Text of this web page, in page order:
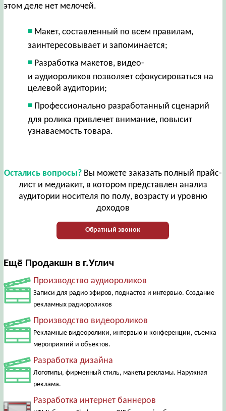
этом деле нет мелочей.
Макет, составленный по всем правилам,
заинтересовывает и запоминается;
Разработка макетов, видео-
и аудиороликов позволяет сфокусироваться на
целевой аудитории;
Профессионально разработанный сценарий
для ролика привлечет внимание, повысит
узнаваемость товара.
Остались вопросы?Вы можете заказать полный прайс-
лист и медиакит, в котором представлен анализ
аудитории носителя по полу, возрасту и уровню
доходов
Обратный звонок
Ещё Продакшн в г.Углич
Производство аудиороликов
Записи для радио эфиров, подкастов и интервью. Создание
рекламных радиороликов
Производство видеороликов
Рекламные видеоролики, интервью и конференции, съемка
мероприятий и объектов.
Разработка дизайна
Логотипы, фирменный стиль, макеты рекламы. Наружная
реклама.
Разработка интернет баннеров